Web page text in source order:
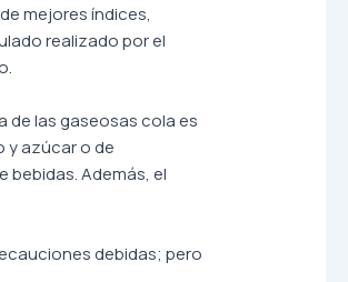
mejores índices,
realizado por el
de las gaseosas cola es
y azúcar o de
Además, el
debidas; pero